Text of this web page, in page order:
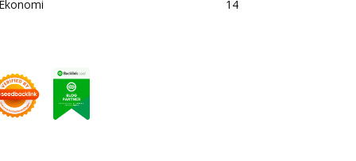
Ekonomi
14